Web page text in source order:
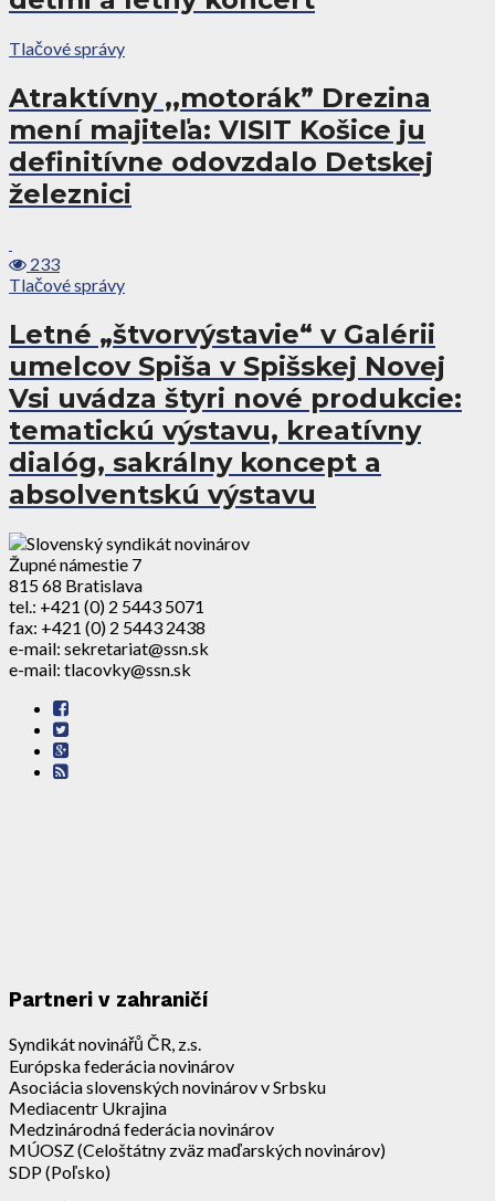
Tlačové správy
Atraktívny ,,motorák” Drezina
mení majiteľa: VISIT Košice ju
definitívne odovzdalo Detskej
železnici
233
Tlačové správy
Letné „štvorvýstavie“ v Galérii
umelcov Spiša v Spišskej Novej
Vsi uvádza štyri nové produkcie:
tematickú výstavu, kreatívny
dialóg, sakrálny koncept a
absolventskú výstavu
Župné námestie 7
815 68 Bratislava
tel.: +421 (0) 2 5443 5071
fax: +421 (0) 2 5443 2438
e-mail: sekretariat@ssn.sk
e-mail: tlacovky@ssn.sk
Partneri v zahraničí
Syndikát novinářů ČR, z.s.
Európska federácia novinárov
Asociácia slovenských novinárov v Srbsku
Mediacentr Ukrajina
Medzinárodná federácia novinárov
MÚOSZ (Celoštátny zväz maďarských novinárov)
SDP (Poľsko)